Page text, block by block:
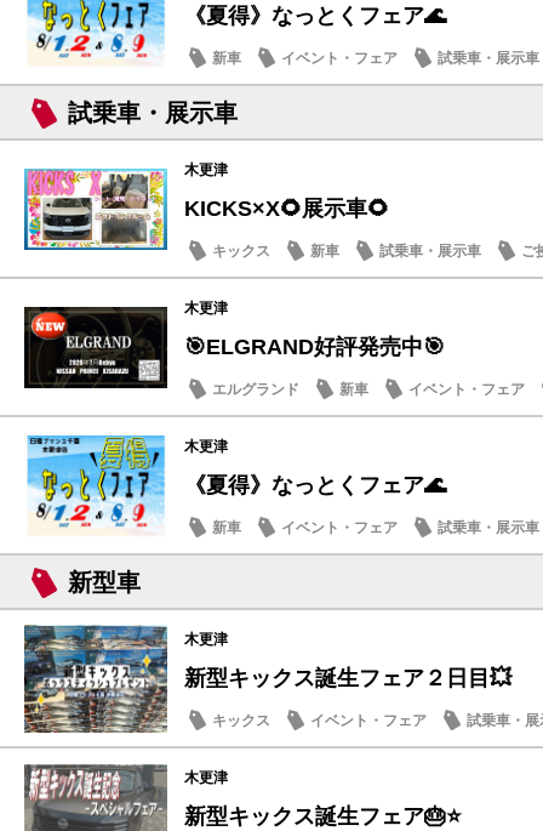
《夏得》なっとくフェア🌊
新車 イベント・フェア 試乗車・展示車
試乗車・展示車
木更津
KICKS×X🌻展示車🌻
キックス 新車 試乗車・展示車 ご
木更津
🎯ELGRAND好評発売中🎯
エルグランド 新車 イベント・フェア
木更津
《夏得》なっとくフェア🌊
新車 イベント・フェア 試乗車・展示車
新型車
木更津
新型キックス誕生フェア２日目💥
キックス イベント・フェア
試乗車・展
記念品・プレゼント
木更津
新型キックス誕生フェア🎂⭐